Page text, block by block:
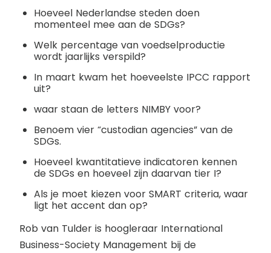
Hoeveel Nederlandse steden doen
momenteel mee aan de SDGs?
Welk percentage van voedselproductie
wordt jaarlijks verspild?
In maart kwam het hoeveelste IPCC rapport
uit?
waar staan de letters NIMBY voor?
Benoem vier “custodian agencies” van de
SDGs.
Hoeveel kwantitatieve indicatoren kennen
de SDGs en hoeveel zijn daarvan tier I?
Als je moet kiezen voor SMART criteria, waar
ligt het accent dan op?
Rob van Tulder is hoogleraar International
Business-Society Management bij de